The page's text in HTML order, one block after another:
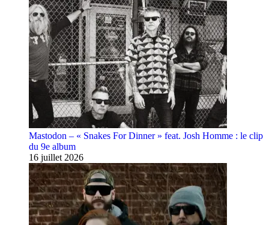
Mastodon – « Snakes For Dinner » feat. Josh Homme : le clip
du 9e album
16 juillet 2026